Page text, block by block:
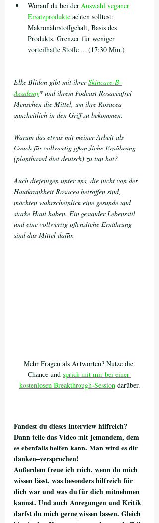
Worauf du bei der Auswahl veganer
Ersatzprodukte achten solltest:
Makronährstoffgehalt, Basis des
Produkts, Grenzen für weniger
vorteilhafte Stoffe ... (17:30 Min.)
Elke Blidon gibt mit ihrer Skincare-B-
Academy* und ihrem Podcast Rosaceafrei
Menschen die Mittel, um ihre Rosacea
ganzheitlich in den Griff zu bekommen.
Warum das etwas mit meiner Arbeit als
Coach für vollwertig pflanzliche Ernährung
(plantbased diet deutsch) zu tun hat?
Auch diejenigen unter uns, die nicht von der
Hautkrankheit Rosacea betroffen sind,
möchten wahrscheinlich eine gesunde und
starke Haut haben. Ein gesunder Lebensstil
und eine vollwertig pflanzliche Ernährung
sind das Mittel dafür.
Mehr Fragen als Antworten? Nutze die
Chance und sprich mit mir bei einer
kostenlosen Breakthrough-Session darüber.
Fandest du dieses Interview hilfreich?
Dann teile das Video mit jemandem, dem
es ebenfalls helfen kann. Man wird es dir
danken–versprochen!
Außerdem freue ich mich, wenn du mich
wissen lässt, was besonders hilfreich für
dich war und was du für dich mitnehmen
kannst. Und auch Anregungen und Kritik
darfst du mich gerne wissen lassen. Gleich